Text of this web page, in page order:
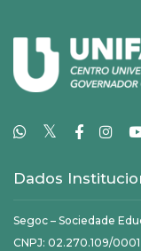
𝕏
Dados
Segoc – Sociedade
CNPJ: 02.270.109/